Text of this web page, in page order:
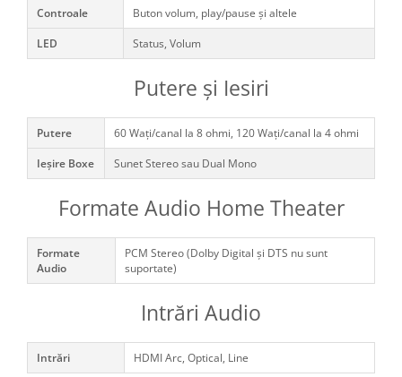
Controale Buton volum, play/pause și altele
LED Status, Volum
Putere și Iesiri
Putere 60 Wați/canal la 8 ohmi, 120 Wați/canal la 4 ohmi
Ieşire Boxe Sunet Stereo sau Dual Mono
Formate Audio Home Theater
Formate
Audio
PCM Stereo (Dolby Digital și DTS nu sunt
suportate)
Intrări Audio
Intrări HDMI Arc, Optical, Line